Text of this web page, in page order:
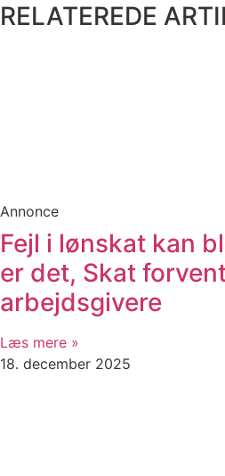
RELATEREDE
Annonce
Fejl i lønskat kan
er det, Skat
arbejdsgivere
Læs mere »
18. december 2025